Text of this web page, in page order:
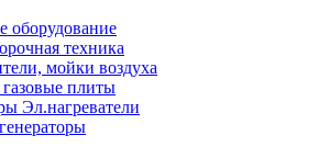
оборудование
техника
мойки воздуха
плиты
Эл.нагреватели